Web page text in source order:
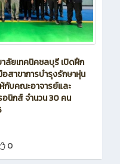
ลัยเทคนิคชลบุรี เปิดฝึก
าขาการบำรุงรักษาหุ่น
กับคณะอาจารย์และ
อนิกส์ จำนวน 30 คน
0